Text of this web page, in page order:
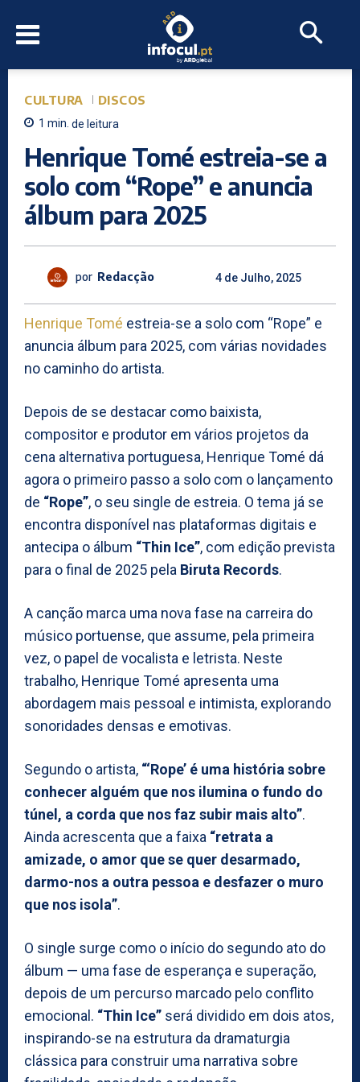
CULTURA DISCOS
1 min. de leitura
Henrique Tomé estreia-se a
solo com “Rope” e anuncia
álbum para 2025
por Redacção 4 de Julho, 2025
Henrique Tomé estreia-se a solo com “Rope” e
anuncia álbum para 2025, com várias novidades
no caminho do artista.
Depois de se destacar como baixista,
compositor e produtor em vários projetos da
cena alternativa portuguesa, Henrique Tomé dá
agora o primeiro passo a solo com o lançamento
de “Rope”, o seu single de estreia. O tema já se
encontra disponível nas plataformas digitais e
antecipa o álbum “Thin Ice”, com edição prevista
para o final de 2025 pela Biruta Records.
A canção marca uma nova fase na carreira do
músico portuense, que assume, pela primeira
vez, o papel de vocalista e letrista. Neste
trabalho, Henrique Tomé apresenta uma
abordagem mais pessoal e intimista, explorando
sonoridades densas e emotivas.
Segundo o artista, “‘Rope’ é uma história sobre
conhecer alguém que nos ilumina o fundo do
túnel, a corda que nos faz subir mais alto”.
Ainda acrescenta que a faixa “retrata a
amizade, o amor que se quer desarmado,
darmo-nos a outra pessoa e desfazer o muro
que nos isola”.
O single surge como o início do segundo ato do
álbum — uma fase de esperança e superação,
depois de um percurso marcado pelo conflito
emocional. “Thin Ice” será dividido em dois atos,
inspirando-se na estrutura da dramaturgia
clássica para construir uma narrativa sobre